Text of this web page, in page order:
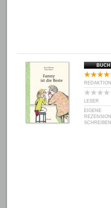
BUCH
REDAKTION
LESER
EIGENE
REZENSION
SCHREIBEN